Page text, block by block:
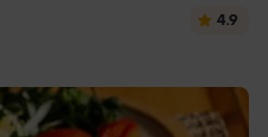
4.9